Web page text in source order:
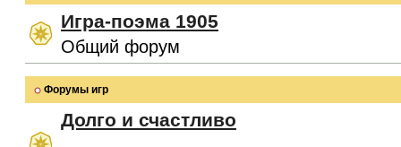
Игра-поэма 1905
Общий форум
Форумы игр
Долго и счастливо